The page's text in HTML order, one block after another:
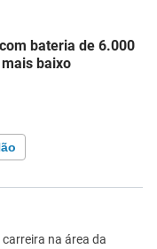
bateria de 6.000
baixo
procurona área da